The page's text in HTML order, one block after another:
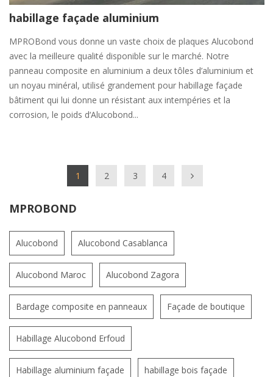
habillage façade aluminium
MPROBond vous donne un vaste choix de plaques Alucobond
avec la meilleure qualité disponible sur le marché. Notre
panneau composite en aluminium a deux tôles d’aluminium et
un noyau minéral, utilisé grandement pour habillage façade
bâtiment qui lui donne un résistant aux intempéries et la
corrosion, le poids d‘Alucobond...
1 2 3 4
MPROBOND
Alucobond Alucobond Casablanca
Alucobond Maroc Alucobond Zagora
Bardage composite en panneaux Façade de boutique
Habillage Alucobond Erfoud
Habillage aluminium façade habillage bois façade